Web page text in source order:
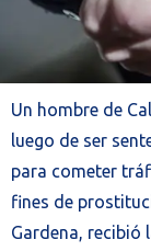
Un hombre de
luego de ser
para cometer
fines de
Gardena, recibió